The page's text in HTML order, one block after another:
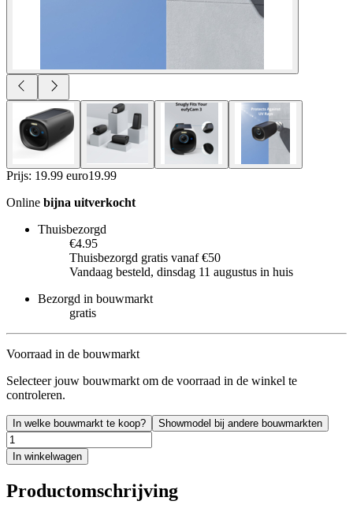
Prijs: 19.99 euro19.99
Online bijna uitverkocht
Thuisbezorgd
€4.95
Thuisbezorgd gratis vanaf €50
Vandaag besteld, dinsdag 11 augustus in huis
Bezorgd in bouwmarkt
gratis
Voorraad in de bouwmarkt
Selecteer jouw bouwmarkt om de voorraad in de winkel te
controleren.
In welke bouwmarkt te koop? Showmodel bij andere bouwmarkten
In winkelwagen
Productomschrijving